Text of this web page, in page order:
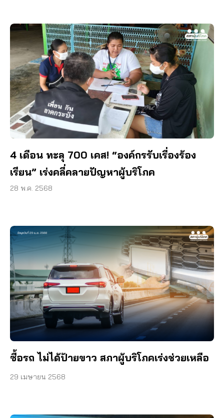
4 เดือน ทะลุ 700 เคส! “องค์กรรับเรื่องร้อง
เรียน” เร่งคลี่คลายปัญหาผู้บริโภค
28 พ.ค. 2568
ซื้อรถ ไม่ได้ป้ายขาว สภาผู้บริโภคเร่งช่วยเหลือ
29 เมษายน 2568